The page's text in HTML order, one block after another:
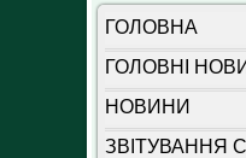
ГОЛОВНА
ГОЛОВНІ
НОВИНИ
ЗВІТУВАННЯ